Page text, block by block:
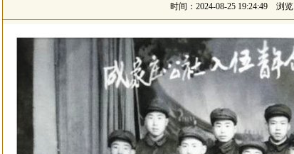
时间：2024-08-25 19:24:49 浏览